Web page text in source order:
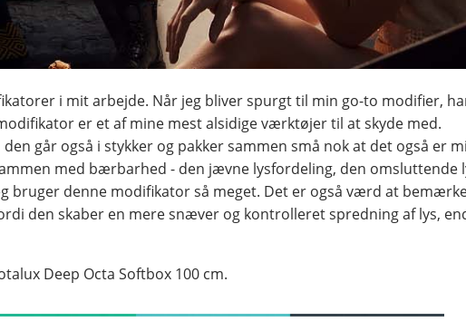
i mit arbejde. Når jeg bliver spurgt til min go-to modifier,
er et af mine mest alsidige værktøjer til at skyde med.
går også i stykker og pakker sammen små nok at det også er
med bærbarhed - den jævne lysfordeling, den
bruger denne modifikator så meget. Det er også værd at
den skaber en mere snæver og kontrolleret spredning af lys,
Deep Octa Softbox 100 cm.